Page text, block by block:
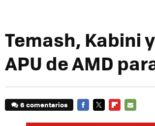
Temash, Kabini
APU de AMD
6 comentarios